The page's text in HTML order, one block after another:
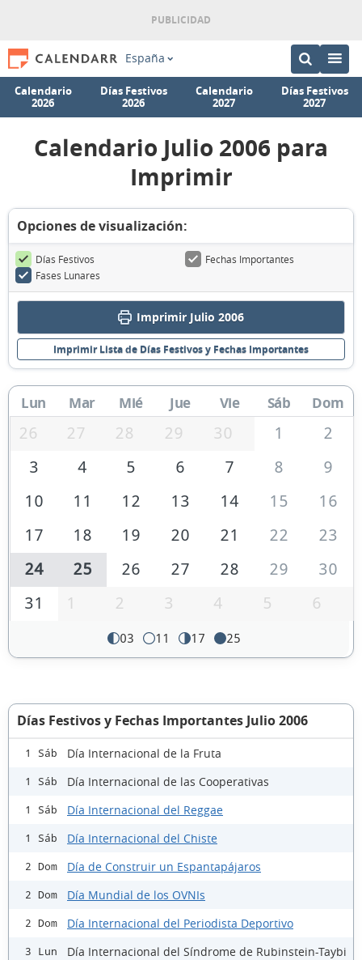
España
Calendario
2026
Días Festivos
2026
Calendario
2027
Días Festivos
2027
Calendario Julio 2006 para
Imprimir
Opciones de visualización:
Días Festivos
Fechas Importantes
Fases Lunares
Imprimir Julio 2006
Imprimir Lista de Días Festivos y Fechas Importantes
Lun Mar Mié Jue Vie Sáb Dom
26 27 28 29 30 1
2
3
4 5 6 7 8
9
10
11 12 13 14 15
16
17
18 19 20 21 22
23
24
25 26 27 28 29
30
31
1 2 3 4 5 6
03 11 17 25
Días Festivos y Fechas Importantes Julio 2006
1 Sáb Día Internacional de la Fruta
1 Sáb Día Internacional de las Cooperativas
1 Sáb Día Internacional del Reggae
1 Sáb Día Internacional del Chiste
2 Dom Día de Construir un Espantapájaros
2 Dom Día Mundial de los OVNIs
2 Dom Día Internacional del Periodista Deportivo
3 Lun Día Internacional del Síndrome de Rubinstein-Taybi